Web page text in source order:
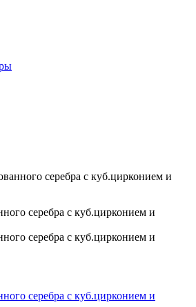
серебра с куб.цирконием и